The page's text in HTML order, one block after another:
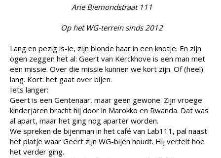
Arie Biemondstraat 111
Op het WG-terrein sinds 2012
Lang en pezig is-ie, zijn blonde haar in een knotje. En zijn
ogen zeggen het al: Geert van Kerckhove is een man met
een missie. Over die missie kunnen we kort zijn. Of (heel)
lang. Kort: het gaat over bijen.
Iets langer:
Geert is een Gentenaar, maar geen gewone. Zijn vroege
kinderjaren bracht hij door in Marokko en Rwanda. Dat was
al apart, maar het ging nog aparter worden.
We spreken de bijenman in het café van Lab111, pal naast
het platje waar Geert zijn WG-bijen houdt. Hij vertelt hoe
het verder ging.